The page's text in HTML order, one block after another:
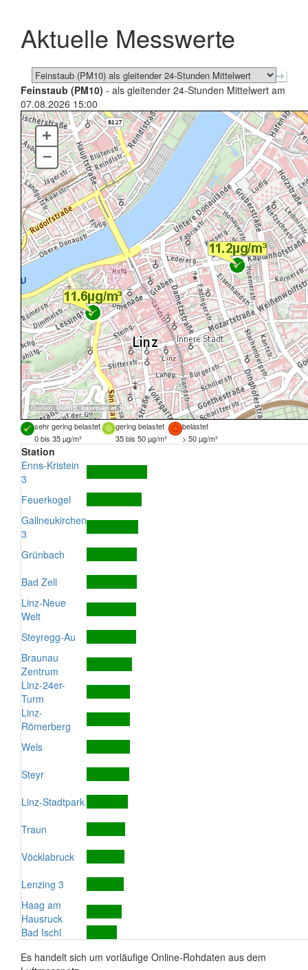
schließen
Aktuelle Messwerte
Feinstaub (PM10) - als gleitender 24-Stunden Mittelwert am
07.08.2026 15:00
Quellen:DORIS, basemap.at
+
–
sehr gering belastet gering belastet
belastet
0 bis 35 µg/m³
35 bis 50 µg/m³ > 50 µg/m³
Station
Enns-Kristein
3
Feuerkogel
Gallneukirchen
3
Grünbach
Bad Zell
Linz-Neue
Welt
Steyregg-Au
Braunau
Zentrum
Linz-24er-
Turm
Linz-
Römerberg
Wels
Steyr
Linz-Stadtpark
Traun
Vöcklabruck
Lenzing 3
Haag am
Hausruck
Bad Ischl
Es handelt sich um vorläufige Online-Rohdaten aus dem